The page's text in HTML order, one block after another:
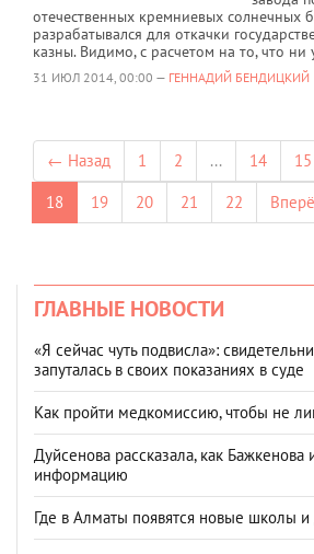
отечественных кремниевых солнечных
разрабатывался для откачки
казны. Видимо, с расчетом на то, что ни
31 ИЮЛ 2014, 00:00 — ГЕННАДИЙ БЕНДИЦКИЙ
← Назад 1 2 ... 14 15
18
19 20 21 22
ГЛАВНЫЕ НОВОСТИ
«Я сейчас чуть подвисла»:
запуталась в своих показаниях в суде
Как пройти медкомиссию, чтобы не
Дуйсенова рассказала, как Бажкенова
информацию
Где в Алматы появятся новые школы и